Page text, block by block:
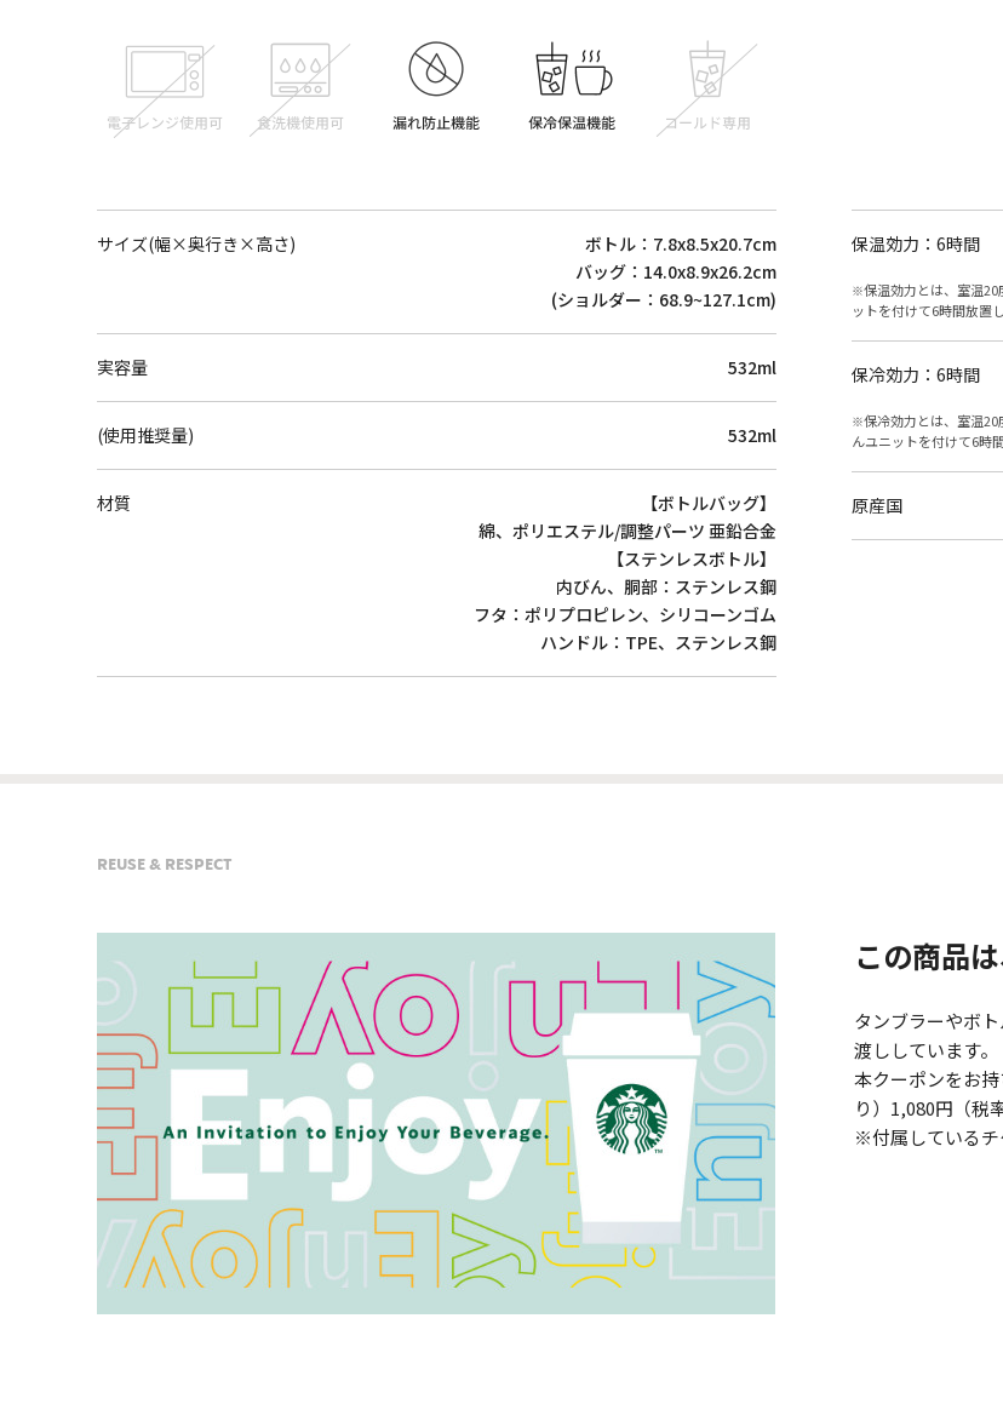
サイズ(幅×奥行き×高さ)
ボトル：7.8x8.5x20.7cm
バッグ：14.0x8.9x26.2cm
(ショルダー：68.9~127.1cm)
実容量 532ml
(使用推奨量) 532ml
材質
【ボトルバッグ】
綿、ポリエステル/調整パーツ 亜鉛合金
【ステンレスボトル】
内びん、胴部：ステンレス鋼
フタ：ポリプロピレン、シリコーンゴム
ハンドル：TPE、ステンレス鋼
保温効力：6時間
保温効力とは、室温
ットを付けて6時間放置
保冷効力：6時間
保冷効力とは、室温
んユニットを付けて6時
原産国
REUSE & RESPECT
この商品
タンブラーやボ
渡ししています。
本クーポンをお
り）1,080円（税
※付属しているチ